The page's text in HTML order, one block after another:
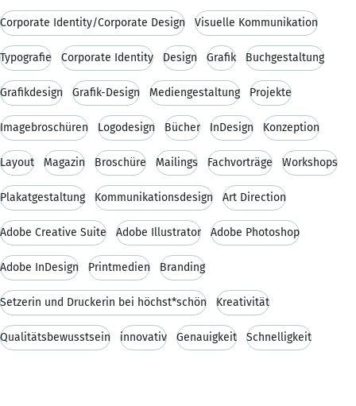
Corporate Identity/Corporate Design Visuelle Kommunikation
Typografie Corporate Identity Design Grafik Buchgestaltung
Grafikdesign Grafik-Design Mediengestaltung Projekte
Imagebroschüren Logodesign Bücher InDesign Konzeption
Layout Magazin Broschüre Mailings Fachvorträge Workshops
Plakatgestaltung Kommunikationsdesign Art Direction
Adobe Creative Suite Adobe Illustrator Adobe Photoshop
Adobe InDesign Printmedien Branding
Setzerin und Druckerin bei höchst*schön Kreativität
Qualitätsbewusstsein innovativ Genauigkeit Schnelligkeit